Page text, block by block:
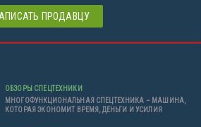
ПРОДАВЦУ
ОБЗОРЫ СПЕЦТЕХНИКИ
МНОГОФУНКЦИОНАЛЬНАЯ СПЕЦТЕХНИКА – МАШИНА,
КОТОРАЯ ЭКОНОМИТ ВРЕМЯ, ДЕНЬГИ И УСИЛИЯ